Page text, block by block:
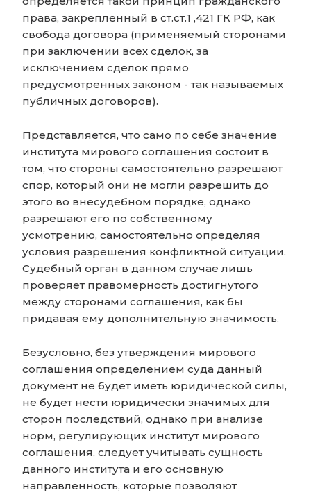
права, закрепленный в ст.ст.1 ,421 ГК РФ, как
свобода договора (применяемый сторонами
при заключении всех сделок, за
исключением сделок прямо
предусмотренных законом - так называемых
публичных договоров).
Представляется, что само по себе значение
института мирового соглашения состоит в
том, что стороны самостоятельно разрешают
спор, который они не могли разрешить до
этого во внесудебном порядке, однако
разрешают его по собственному
усмотрению, самостоятельно определяя
условия разрешения конфликтной ситуации.
Судебный орган в данном случае лишь
проверяет правомерность достигнутого
между сторонами соглашения, как бы
придавая ему дополнительную значимость.
Безусловно, без утверждения мирового
соглашения определением суда данный
документ не будет иметь юридической силы,
не будет нести юридически значимых для
сторон последствий, однако при анализе
норм, регулирующих институт мирового
соглашения, следует учитывать сущность
данного института и его основную
направленность, которые позволяют